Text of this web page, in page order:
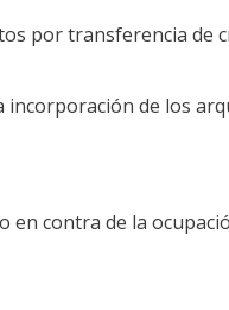
por transferencia de
de los
en contra de la